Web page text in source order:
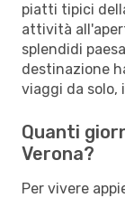
piatti tipici
attività
splendidi
destinazione
viaggi da solo,
Quanti
Verona?
Per vivere